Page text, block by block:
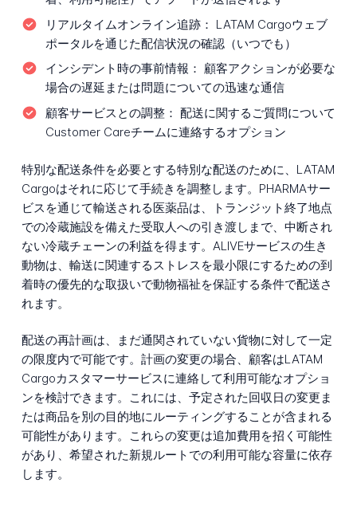
リアルタイムオンライン追跡： LATAM Cargoウェブ
ポータルを通じた配信状況の確認（いつでも）
インシデント時の事前情報： 顧客アクションが必要な
場合の遅延または問題についての迅速な通信
顧客サービスとの調整： 配送に関するご質問について
Customer Careチームに連絡するオプション
特別な配送条件を必要とする特別な配送のために、LATAM
Cargoはそれに応じて手続きを調整します。PHARMAサー
ビスを通じて輸送される医薬品は、トランジット終了地点
での冷蔵施設を備えた受取人への引き渡しまで、中断され
ない冷蔵チェーンの利益を得ます。ALIVEサービスの生き
動物は、輸送に関連するストレスを最小限にするための到
着時の優先的な取扱いで動物福祉を保証する条件で配送さ
れます。
配送の再計画は、まだ通関されていない貨物に対して一定
の限度内で可能です。計画の変更の場合、顧客はLATAM
Cargoカスタマーサービスに連絡して利用可能なオプショ
ンを検討できます。これには、予定された回収日の変更ま
たは商品を別の目的地にルーティングすることが含まれる
可能性があります。これらの変更は追加費用を招く可能性
があり、希望された新規ルートでの利用可能な容量に依存
します。